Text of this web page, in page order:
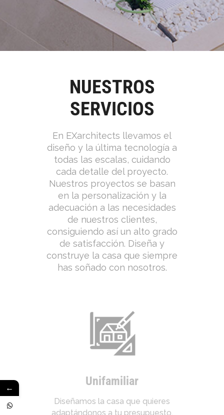
NUESTROS
SERVICIOS
En EXarchitects llevamos el
diseño y la última tecnología a
todas las escalas, cuidando
cada detalle del proyecto.
Nuestros proyectos se basan
en la personalización y la
adecuación a las necesidades
de nuestros clientes,
consiguiendo así un alto grado
de satisfacción. Diseña y
construye la casa que siempre
has soñado con nosotros.
Unifamiliar
Diseñamos la casa que quieres
adaptándonos a tu presupuesto,
←